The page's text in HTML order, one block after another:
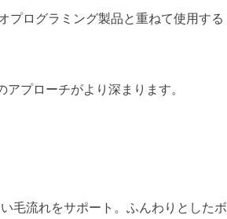
プログラミング製品と重ねて使用する
プローチがより深まります。
毛流れをサポート。ふんわりとしたボ